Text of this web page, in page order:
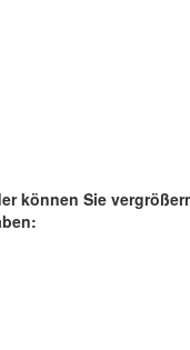
können Sie